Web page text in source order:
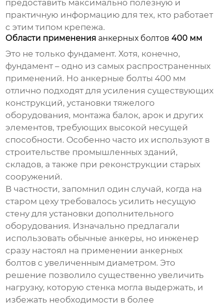
предоставить максимально полезную и
практичную информацию для тех, кто работает
с этим типом крепежа.
Области применения анкерных болтов 400 мм
Это не только фундамент. Хотя, конечно,
фундамент – одно из самых распространенных
применений. Но анкерные болты 400 мм
отлично подходят для усиления существующих
конструкций, установки тяжелого
оборудования, монтажа балок, арок и других
элементов, требующих высокой несущей
способности. Особенно часто их используют в
строительстве промышленных зданий,
складов, а также при реконструкции старых
сооружений.
В частности, запомнил один случай, когда на
старом цеху требовалось усилить несущую
стену для установки дополнительного
оборудования. Изначально предлагали
использовать обычные анкеры, но инженер
сразу настоял на применении анкерных
болтов с увеличенным диаметром. Это
решение позволило существенно увеличить
нагрузку, которую стенка могла выдержать, и
избежать необходимости в более